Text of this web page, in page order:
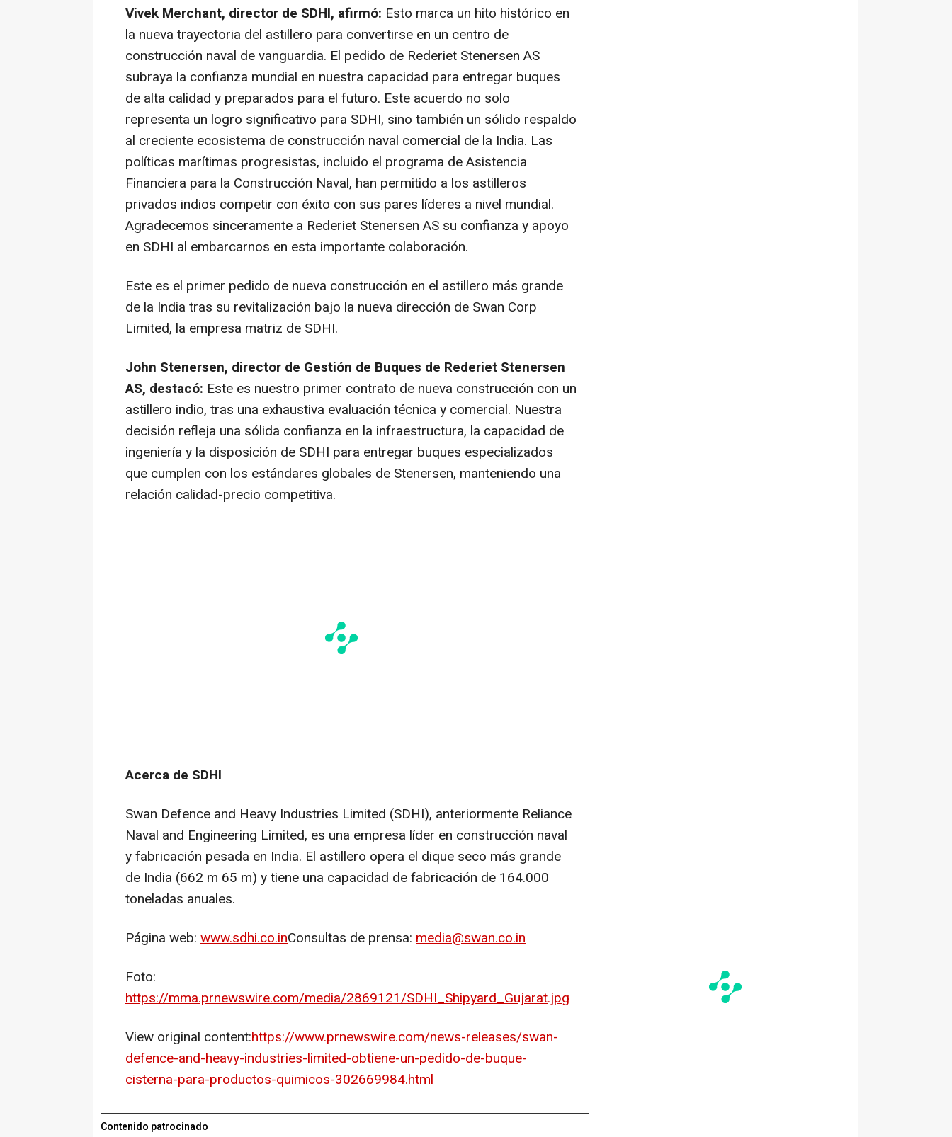
Vivek Merchant, director de SDHI, afirmó: Esto marca un hito histórico en
la nueva trayectoria del astillero para convertirse en un centro de
construcción naval de vanguardia. El pedido de Rederiet Stenersen AS
subraya la confianza mundial en nuestra capacidad para entregar buques
de alta calidad y preparados para el futuro. Este acuerdo no solo
representa un logro significativo para SDHI, sino también un sólido respaldo
al creciente ecosistema de construcción naval comercial de la India. Las
políticas marítimas progresistas, incluido el programa de Asistencia
Financiera para la Construcción Naval, han permitido a los astilleros
privados indios competir con éxito con sus pares líderes a nivel mundial.
Agradecemos sinceramente a Rederiet Stenersen AS su confianza y apoyo
en SDHI al embarcarnos en esta importante colaboración.
Este es el primer pedido de nueva construcción en el astillero más grande
de la India tras su revitalización bajo la nueva dirección de Swan Corp
Limited, la empresa matriz de SDHI.
John Stenersen, director de Gestión de Buques de Rederiet Stenersen
AS, destacó: Este es nuestro primer contrato de nueva construcción con un
astillero indio, tras una exhaustiva evaluación técnica y comercial. Nuestra
decisión refleja una sólida confianza en la infraestructura, la capacidad de
ingeniería y la disposición de SDHI para entregar buques especializados
que cumplen con los estándares globales de Stenersen, manteniendo una
relación calidad-precio competitiva.
Acerca de SDHI
Swan Defence and Heavy Industries Limited (SDHI), anteriormente Reliance
Naval and Engineering Limited, es una empresa líder en construcción naval
y fabricación pesada en India. El astillero opera el dique seco más grande
de India (662 m 65 m) y tiene una capacidad de fabricación de 164.000
toneladas anuales.
Página web: www.sdhi.co.inConsultas de prensa: media@swan.co.in
Foto:
https://mma.prnewswire.com/media/2869121/SDHI_Shipyard_Gujarat.jpg
View original content:https://www.prnewswire.com/news-releases/swan-
defence-and-heavy-industries-limited-obtiene-un-pedido-de-buque-
cisterna-para-productos-quimicos-302669984.html
Contenido patrocinado